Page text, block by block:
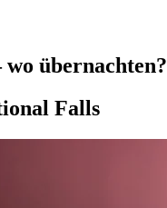
übernachten?
Falls